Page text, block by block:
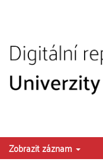
Zobrazit záznam